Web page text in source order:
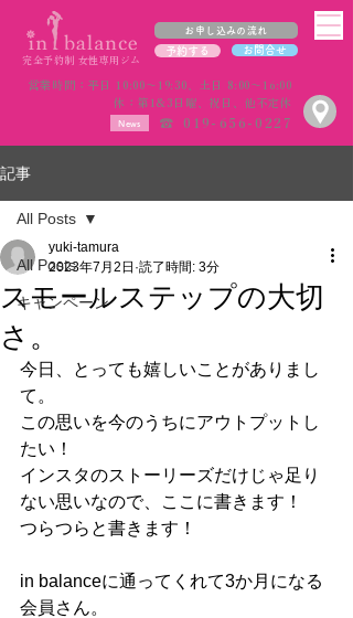
予約する お問合せ
News
お申し込みの流れ
営業時間：平日 10:00〜19:30、土日 8:00〜16:00
休：第1&3日曜、祝日、他不定休
☎︎ 019-656-0227
完全予約制 女性専用ジム
記事
All Posts
キャンペーン
All Posts
スモールステップの大切
さ。
yuki-tamura
2023年7月2日 読了時間: 3分
今日、とっても嬉しいことがありまし
て。
この思いを今のうちにアウトプットし
たい！
インスタのストーリーズだけじゃ足り
ない思いなので、ここに書きます！
つらつらと書きます！
in balanceに通ってくれて3か月になる
会員さん。